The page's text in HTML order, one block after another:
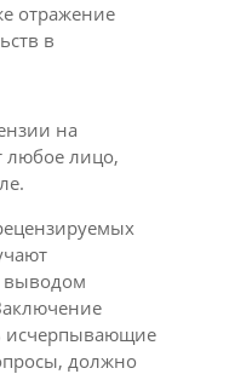
отражение
в
на
любое лицо,
выводом
исчерпывающие
должно